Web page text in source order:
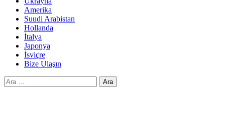
Amerika
Suudi Arabistan
Hollanda
İtalya
Japonya
İsviçre
Bize Ulaşın
Arama: